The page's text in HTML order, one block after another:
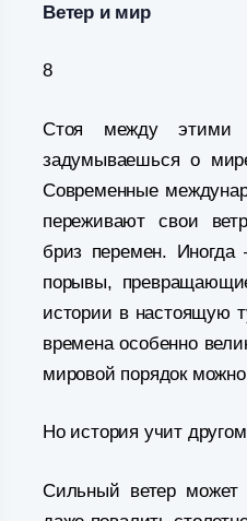
Ветер и мир
8
Стоя между этими
задумываешься о
Современные
переживают свои
бриз перемен.
порывы,
истории в настоящую
времена особенно
мировой порядок
Но история учит
Сильный ветер может